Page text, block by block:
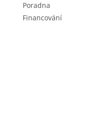
Poradna
Financování